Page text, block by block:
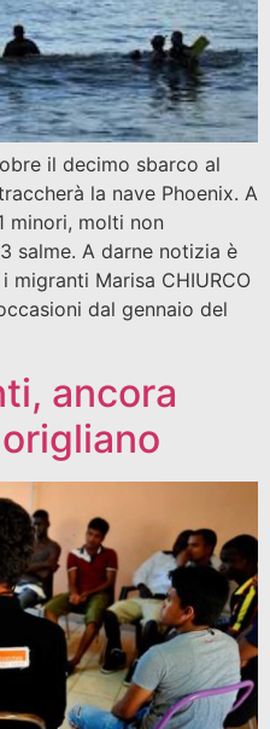
il decimo sbarco al
la nave Phoenix. A
minori, molti non
salme. A darne notizia è
migranti Marisa CHIURCO
dal gennaio del
ancora